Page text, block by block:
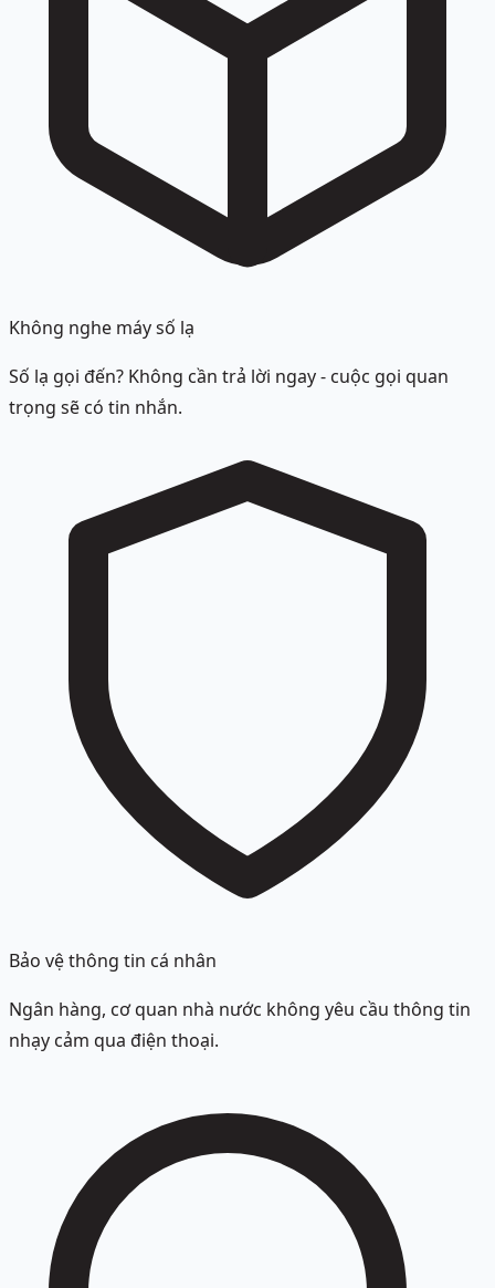
Không nghe máy số lạ
Số lạ gọi đến? Không cần trả lời ngay - cuộc gọi quan
trọng sẽ có tin nhắn.
Bảo vệ thông tin cá nhân
Ngân hàng, cơ quan nhà nước không yêu cầu thông tin
nhạy cảm qua điện thoại.